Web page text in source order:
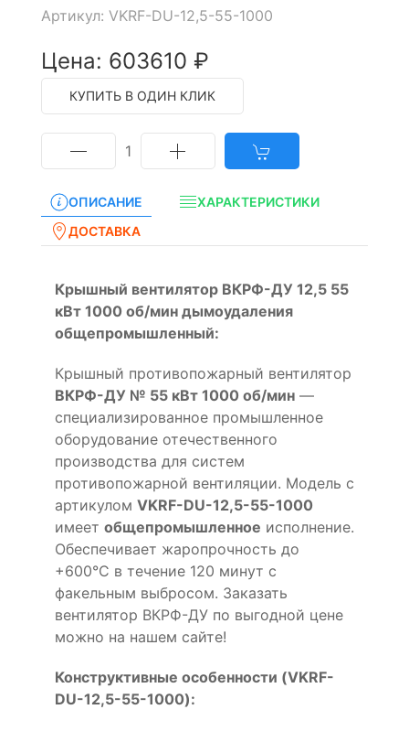
Артикул: VKRF-DU-12,5-55-1000
Цена: 603610 ₽
КУПИТЬ В ОДИН КЛИК
1
ОПИСАНИЕ
ХАРАКТЕРИСТИКИ
ДОСТАВКА
Крышный вентилятор ВКРФ-ДУ 12,5 55
кВт 1000 об/мин дымоудаления
общепромышленный:
Крышный противопожарный вентилятор
ВКРФ-ДУ № 55 кВт 1000 об/мин —
специализированное промышленное
оборудование отечественного
производства для систем
противопожарной вентиляции. Модель с
артикулом VKRF-DU-12,5-55-1000
имеет общепромышленное исполнение.
Обеспечивает жаропрочность до
+600°С в течение 120 минут с
факельным выбросом. Заказать
вентилятор ВКРФ-ДУ по выгодной цене
можно на нашем сайте!
Конструктивные особенности (VKRF-
DU-12,5-55-1000):